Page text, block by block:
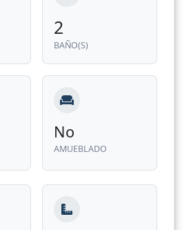
2
BAÑO(S)
No
AMUEBLADO